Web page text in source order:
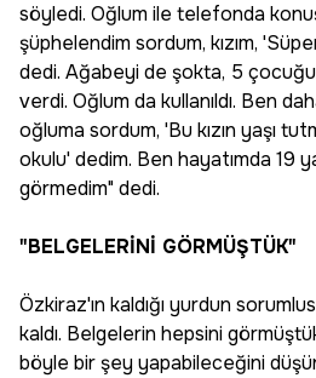
söyledi. Oğlum ile telefonda
şüphelendim sordum, kızım,
dedi. Ağabeyi de şokta, 5
verdi. Oğlum da kullanıldı. Ben
oğluma sordum, 'Bu kızın yaşı
okulu' dedim. Ben hayatımda 19
görmedim" dedi.
"BELGELERİNİ GÖRMÜŞTÜK"
Özkiraz'ın kaldığı yurdun
kaldı. Belgelerin hepsini
böyle bir şey yapabileceğini